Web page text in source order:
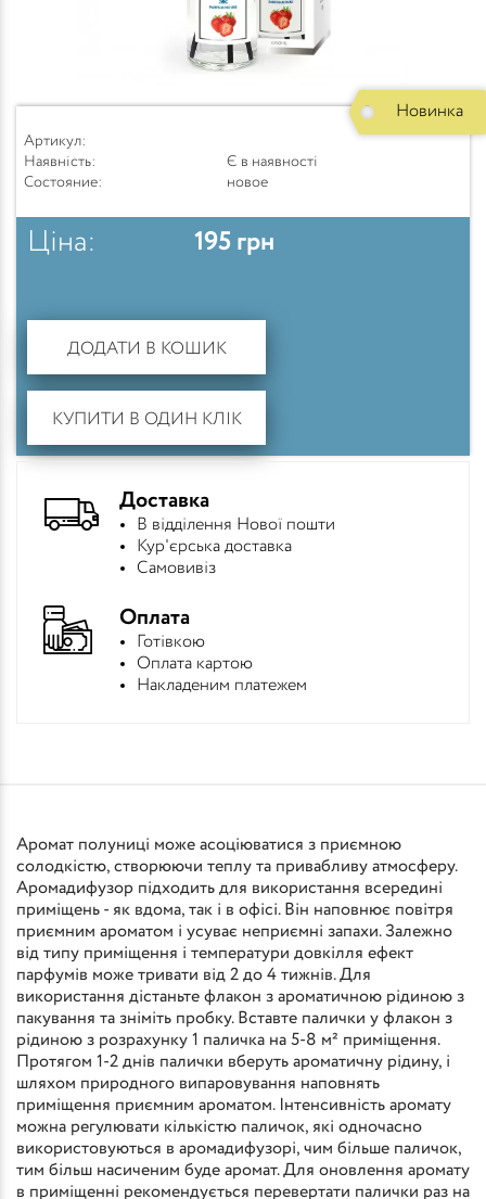
Аромат полуниці може асоціюватися з приємною
солодкістю, створюючи теплу та привабливу атмосферу.
Аромадифузор підходить для використання всередині
приміщень - як вдома, так і в офісі. Він наповнює повітря
приємним ароматом і усуває неприємні запахи. Залежно
від типу приміщення і температури довкілля ефект
парфумів може тривати від 2 до 4 тижнів. Для
використання дістаньте флакон з ароматичною рідиною з
пакування та зніміть пробку. Вставте палички у флакон з
рідиною з розрахунку 1 паличка на 5-8 м² приміщення.
Протягом 1-2 днів палички вберуть ароматичну рідину, і
шляхом природного випаровування наповнять
приміщення приємним ароматом. Інтенсивність аромату
можна регулювати кількістю паличок, які одночасно
використовуються в аромадифузорі, чим більше паличок,
тим більш насиченим буде аромат. Для оновлення аромату
в приміщенні рекомендується перевертати палички раз на
Артикул:
Наявність:
Є в наявності
Состояние:
новое
Ціна: 195 грн
ДОДАТИ В КОШИК
КУПИТИ В ОДИН КЛІК
Новинка
Доставка
В відділення Нової пошти
Кур'єрська доставка
Самовивіз
Оплата
Готівкою
Оплата картою
Накладеним платежем